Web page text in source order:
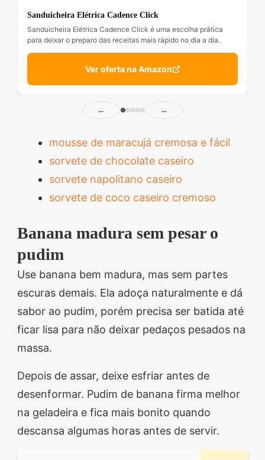
Sanduicheira Elétrica Cadence Click
Sanduicheira Elétrica Cadence Click é uma escolha prática
para deixar o preparo das receitas mais rápido no dia a dia.
Ver oferta na Amazon
← →
mousse de maracujá cremosa e fácil
sorvete de chocolate caseiro
sorvete napolitano caseiro
sorvete de coco caseiro cremoso
Banana madura sem pesar o
pudim
Use banana bem madura, mas sem partes
escuras demais. Ela adoça naturalmente e dá
sabor ao pudim, porém precisa ser batida até
ficar lisa para não deixar pedaços pesados na
massa.
Depois de assar, deixe esfriar antes de
desenformar. Pudim de banana firma melhor
na geladeira e fica mais bonito quando
descansa algumas horas antes de servir.